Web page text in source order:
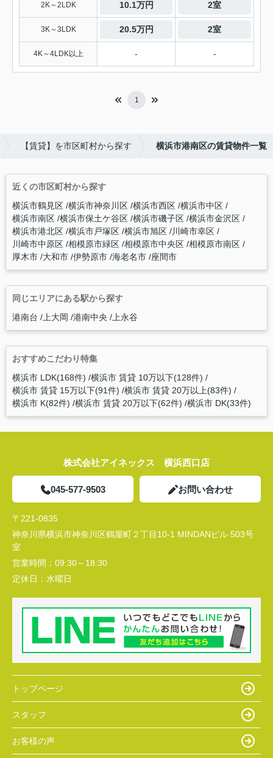
2K～2LDK 10.1万円 2室
3K～3LDK 20.5万円 2室
4K～4LDK以上 - -
1
【賃貸】を市区町村から探す 横浜市港南区の賃貸物件一覧
近くの市区町村から探す
横浜市鶴見区 横浜市神奈川区 横浜市西区 横浜市中区
横浜市南区 横浜市保土ケ谷区 横浜市磯子区 横浜市金沢区
横浜市港北区 横浜市戸塚区 横浜市旭区 川崎市幸区
川崎市中原区 相模原市緑区 相模原市中央区 相模原市南区
厚木市 大和市 伊勢原市 海老名市 座間市
同じエリアにある駅から探す
港南台 上大岡 港南中央 上永谷
おすすめこだわり特集
横浜市 LDK(168件) 横浜市 賃貸 10万以下(128件)
横浜市 賃貸 15万以下(91件) 横浜市 賃貸 20万以上(83件)
横浜市 K(82件) 横浜市 賃貸 20万以下(62件) 横浜市 DK(33件)
株式会社アイネックス 横浜西口店
045-577-9503 お問い合わせ
〒221-0835
神奈川県横浜市神奈川区鶴屋町２丁目10-1 MINDANビル 503号
室
営業時間： 09:30～18:30
定休日： 水曜日
トップページ
スタッフ
お客様の声